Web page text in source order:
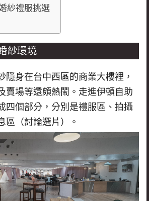
紗禮服挑選
紗環境
隱身在台中西區的商業大樓裡，
賣場等還頗熱鬧。走進伊頓自助
四個部分，分別是禮服區、拍攝
區（討論選片）。